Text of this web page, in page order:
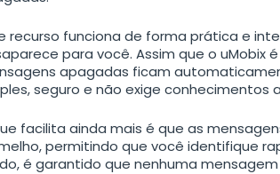
recurso funciona de forma prática e
para você. Assim que o uMobix
apagadas ficam
seguro e não exige conhecimentos
facilita ainda mais é que as
permitindo que você identifique
é garantido que nenhuma